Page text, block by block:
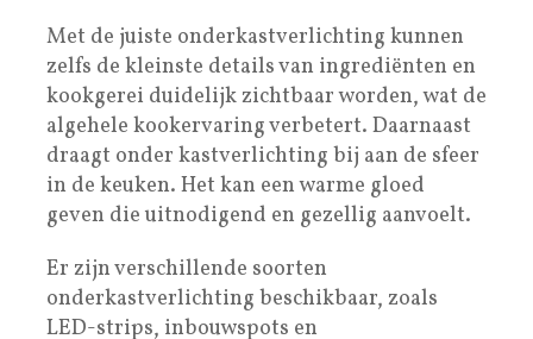
Met de juiste onderkastverlichting kunnen
zelfs de kleinste details van ingrediënten en
kookgerei duidelijk zichtbaar worden, wat de
algehele kookervaring verbetert. Daarnaast
draagt onder kastverlichting bij aan de sfeer
in de keuken. Het kan een warme gloed
geven die uitnodigend en gezellig aanvoelt.
Er zijn verschillende soorten
onderkastverlichting beschikbaar, zoals
LED-strips, inbouwspots en